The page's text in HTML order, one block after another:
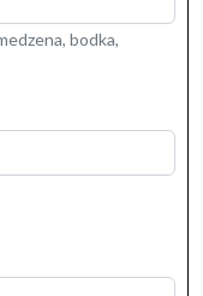
bodka,